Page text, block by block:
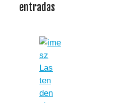
entradas
Las
ten
den